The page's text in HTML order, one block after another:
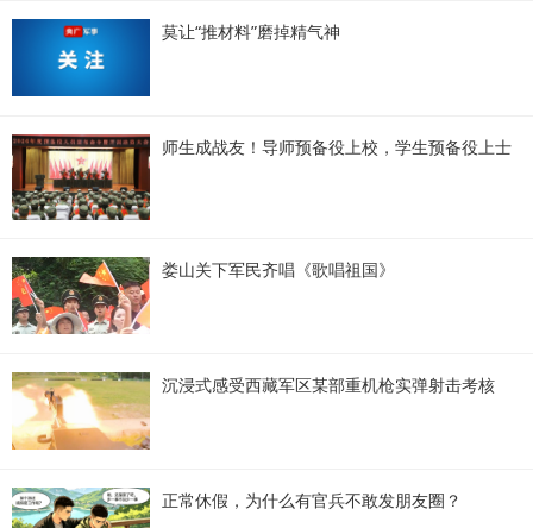
莫让“推材料”磨掉精气神
师生成战友！导师预备役上校，学生预备役上士
娄山关下军民齐唱《歌唱祖国》
沉浸式感受西藏军区某部重机枪实弹射击考核
正常休假，为什么有官兵不敢发朋友圈？